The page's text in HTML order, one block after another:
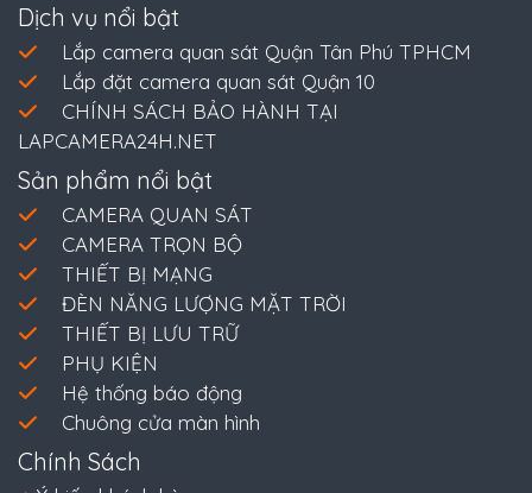
Dịch vụ nổi bật
Lắp camera quan sát Quận Tân Phú TPHCM
Lắp đặt camera quan sát Quận 10
CHÍNH SÁCH BẢO HÀNH TẠI
LAPCAMERA24H.NET
Sản phẩm nổi bật
CAMERA QUAN SÁT
CAMERA TRỌN BỘ
THIẾT BỊ MẠNG
ĐÈN NĂNG LƯỢNG MẶT TRỜI
THIẾT BỊ LƯU TRỮ
PHỤ KIỆN
Hệ thống báo động
Chuông cửa màn hình
Chính Sách